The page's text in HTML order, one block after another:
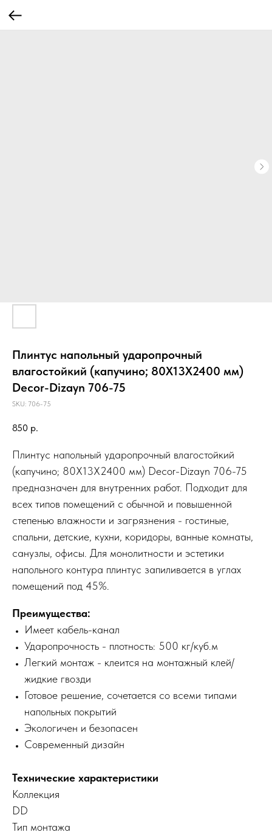
Плинтус напольный ударопрочный
влагостойкий (капучино; 80Х13Х2400 мм)
Decor-Dizayn 706-75
SKU: 706-75
850 р.
Плинтус напольный ударопрочный влагостойкий
(капучино; 80Х13Х2400 мм) Decor-Dizayn 706-75
предназначен для внутренних работ. Подходит для
всех типов помещений с обычной и повышенной
степенью влажности и загрязнения - гостиные,
спальни, детские, кухни, коридоры, ванные комнаты,
санузлы, офисы. Для монолитности и эстетики
напольного контура плинтус запиливается в углах
помещений под 45%.
Преимущества:
Имеет кабель-канал
Ударопрочность - плотность: 500 кг/куб.м
Легкий монтаж - клеится на монтажный клей/
жидкие гвозди
Готовое решение, сочетается со всеми типами
напольных покрытий
Экологичен и безопасен
Современный дизайн
Технические характеристики
Коллекция
DD
Тип монтажа